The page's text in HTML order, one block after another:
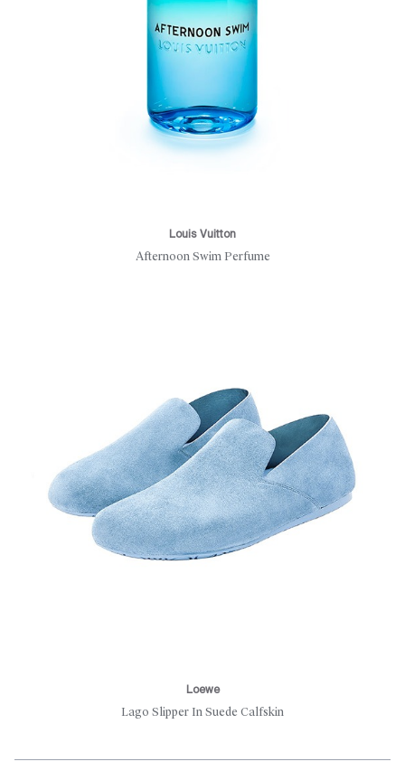
Louis Vuitton
Afternoon Swim Perfume
Loewe
Lago Slipper In Suede Calfskin